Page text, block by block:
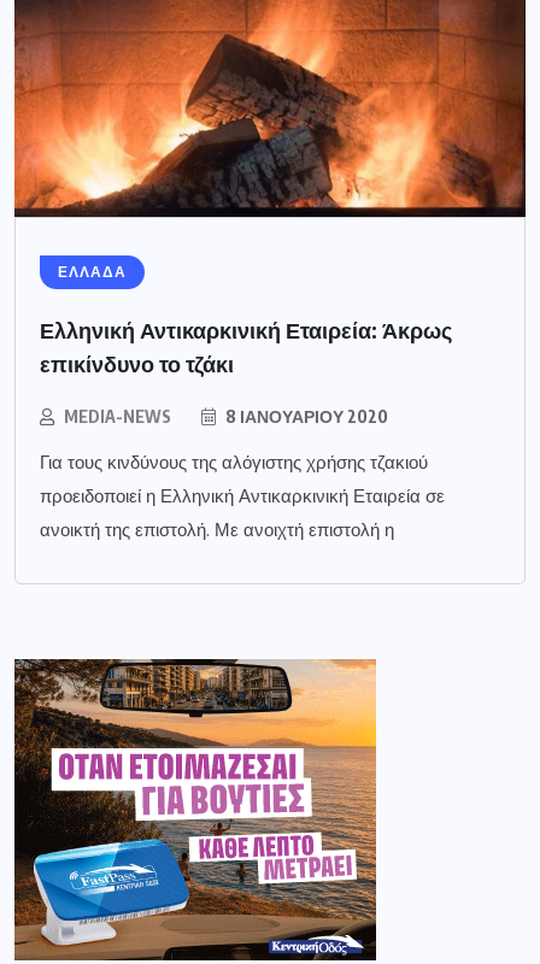
ΕΛΛΑΔΑ
Ελληνική Αντικαρκινική Εταιρεία: Άκρως
επικίνδυνο το τζάκι
MEDIA-NEWS 8 ΙΑΝΟΥΑΡΊΟΥ 2020
Για τους κινδύνους της αλόγιστης χρήσης τζακιού
προειδοποιεί η Ελληνική Αντικαρκινική Εταιρεία σε
ανοικτή της επιστολή. Με ανοιχτή επιστολή η